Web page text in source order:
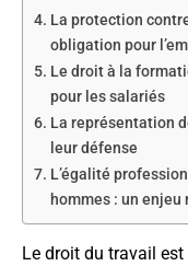
La protection
obligation pour
Le droit à la
pour les salariés
La représentation
leur défense
L’égalité
hommes : un
Le droit du travail